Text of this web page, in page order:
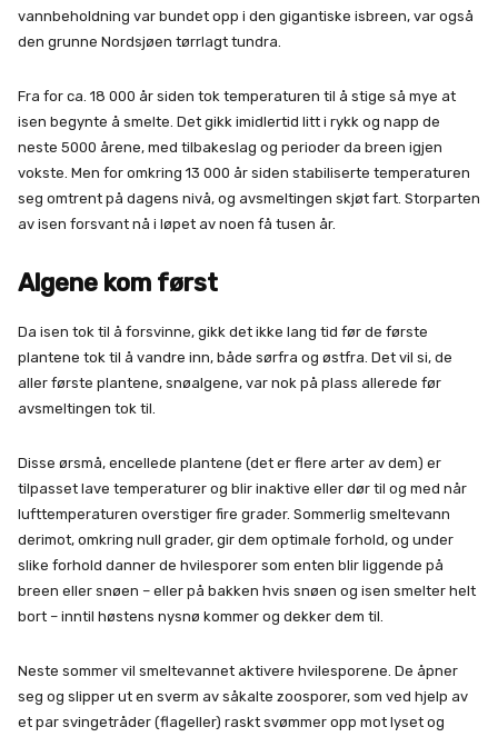
vannbeholdning var bundet opp i den gigantiske isbreen, var også
den grunne Nordsjøen tørrlagt tundra.
Fra for ca. 18 000 år siden tok temperaturen til å stige så mye at
isen begynte å smelte. Det gikk imidlertid litt i rykk og napp de
neste 5000 årene, med tilbakeslag og perioder da breen igjen
vokste. Men for omkring 13 000 år siden stabiliserte temperaturen
seg omtrent på dagens nivå, og avsmeltingen skjøt fart. Storparten
av isen forsvant nå i løpet av noen få tusen år.
Algene kom først
Da isen tok til å forsvinne, gikk det ikke lang tid før de første
plantene tok til å vandre inn, både sørfra og østfra. Det vil si, de
aller første plantene, snøalgene, var nok på plass allerede før
avsmeltingen tok til.
Disse ørsmå, encellede plantene (det er flere arter av dem) er
tilpasset lave temperaturer og blir inaktive eller dør til og med når
lufttemperaturen overstiger fire grader. Sommerlig smeltevann
derimot, omkring null grader, gir dem optimale forhold, og under
slike forhold danner de hvilesporer som enten blir liggende på
breen eller snøen – eller på bakken hvis snøen og isen smelter helt
bort – inntil høstens nysnø kommer og dekker dem til.
Neste sommer vil smeltevannet aktivere hvilesporene. De åpner
seg og slipper ut en sverm av såkalte zoosporer, som ved hjelp av
et par svingetråder (flageller) raskt svømmer opp mot lyset og